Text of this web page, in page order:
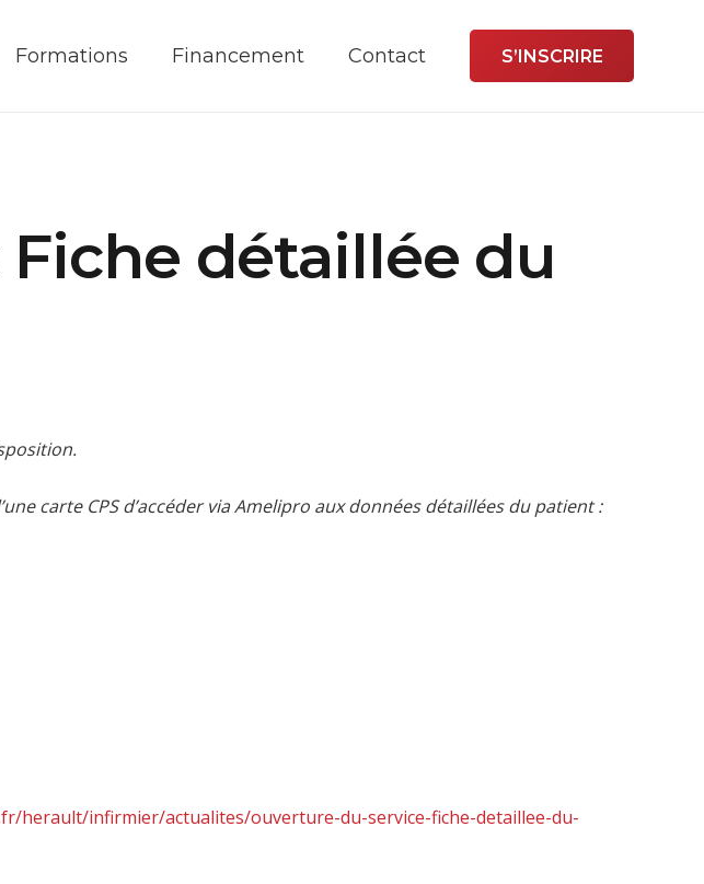
Formations Financement Contact S’INSCRIRE
détaillée du
carte CPS d’accéder via Amelipro aux données détaillées du patient :
herault/infirmier/actualites/ouverture-du-service-fiche-detaillee-du-